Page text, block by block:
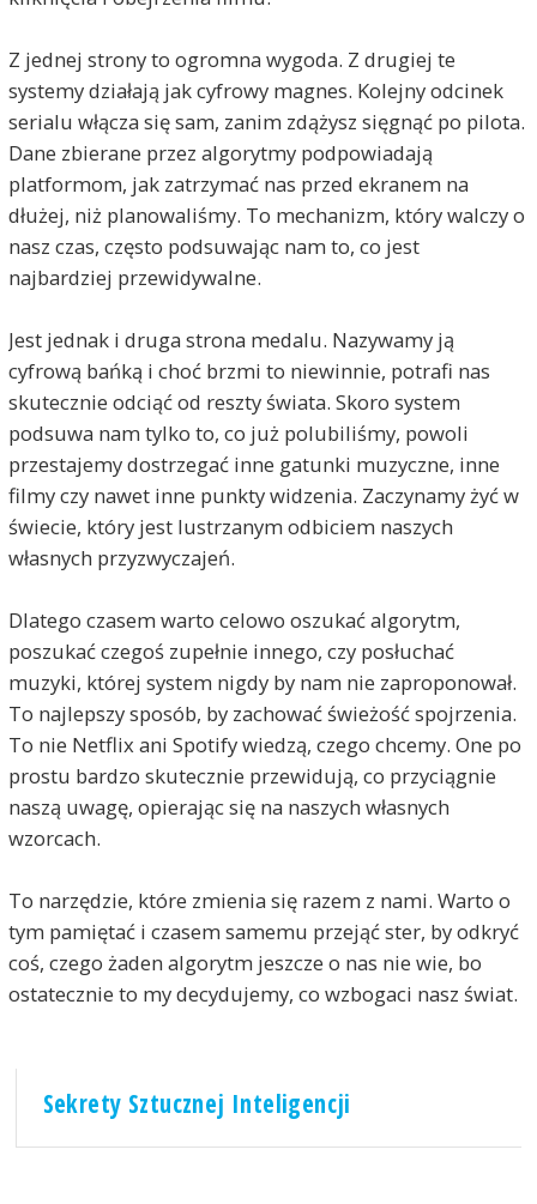
Z jednej strony to ogromna wygoda. Z drugiej te
systemy działają jak cyfrowy magnes. Kolejny odcinek
serialu włącza się sam, zanim zdążysz sięgnąć po pilota.
Dane zbierane przez algorytmy podpowiadają
platformom, jak zatrzymać nas przed ekranem na
dłużej, niż planowaliśmy. To mechanizm, który walczy o
nasz czas, często podsuwając nam to, co jest
najbardziej przewidywalne.
Jest jednak i druga strona medalu. Nazywamy ją
cyfrową bańką i choć brzmi to niewinnie, potrafi nas
skutecznie odciąć od reszty świata. Skoro system
podsuwa nam tylko to, co już polubiliśmy, powoli
przestajemy dostrzegać inne gatunki muzyczne, inne
filmy czy nawet inne punkty widzenia. Zaczynamy żyć w
świecie, który jest lustrzanym odbiciem naszych
własnych przyzwyczajeń.
Dlatego czasem warto celowo oszukać algorytm,
poszukać czegoś zupełnie innego, czy posłuchać
muzyki, której system nigdy by nam nie zaproponował.
To najlepszy sposób, by zachować świeżość spojrzenia.
To nie Netflix ani Spotify wiedzą, czego chcemy. One po
prostu bardzo skutecznie przewidują, co przyciągnie
naszą uwagę, opierając się na naszych własnych
wzorcach.
To narzędzie, które zmienia się razem z nami. Warto o
tym pamiętać i czasem samemu przejąć ster, by odkryć
coś, czego żaden algorytm jeszcze o nas nie wie, bo
ostatecznie to my decydujemy, co wzbogaci nasz świat.
Sekrety Sztucznej Inteligencji